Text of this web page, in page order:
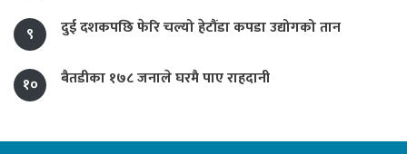
९ दुई दशकपछि फेरि चल्यो हेटौंडा कपडा उद्योगको तान
१० बैतडीका १७८ जनाले घरमै पाए राहदानी